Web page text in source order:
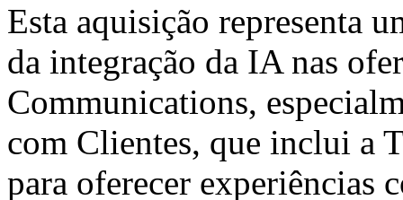
Esta aquisição representa
da integração da IA nas
Communications,
com Clientes, que inclui a
para oferecer experiências